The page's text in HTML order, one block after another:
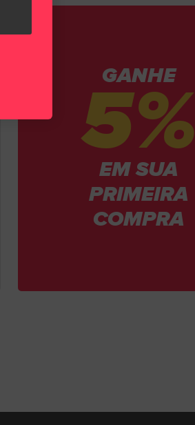
GANHE
5%
EM SUA
PRIMEIRA
COMPRA